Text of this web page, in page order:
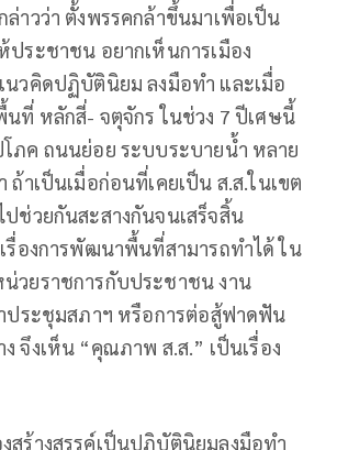
ล่าวว่า ตั้งพรรคกล้าขึ้นมาเพื่อเป็น
ประชาชน อยากเห็นการเมือง
นวคิดปฏิบัตินิยม ลงมือทำ และเมื่อ
ที่ หลักสี่- จตุจักร ในช่วง 7 ปีเศษนี้
ภค ถนนย่อย ระบบระบายน้ำ หลาย
ถ้าเป็นเมื่อก่อนที่เคยเป็น ส.ส.ในเขต
ปช่วยกันสะสางกันจนเสร็จสิ้น
รื่องการพัฒนาพื้นที่สามารถทำได้ ใน
วยราชการกับประชาชน งาน
ประชุมสภาฯ หรือการต่อสู้ฟาดฟัน
จึงเห็น “คุณภาพ ส.ส.” เป็นเรื่อง
งสร้างสรรค์เป็นปฏิบัตินิยมลงมือทำ